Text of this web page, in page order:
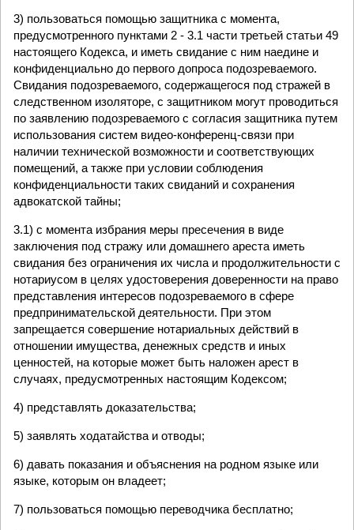
3) пользоваться помощью защитника с момента,
предусмотренного пунктами 2 - 3.1 части третьей статьи 49
настоящего Кодекса, и иметь свидание с ним наедине и
конфиденциально до первого допроса подозреваемого.
Свидания подозреваемого, содержащегося под стражей в
следственном изоляторе, с защитником могут проводиться
по заявлению подозреваемого с согласия защитника путем
использования систем видео-конференц-связи при
наличии технической возможности и соответствующих
помещений, а также при условии соблюдения
конфиденциальности таких свиданий и сохранения
адвокатской тайны;
3.1) с момента избрания меры пресечения в виде
заключения под стражу или домашнего ареста иметь
свидания без ограничения их числа и продолжительности с
нотариусом в целях удостоверения доверенности на право
представления интересов подозреваемого в сфере
предпринимательской деятельности. При этом
запрещается совершение нотариальных действий в
отношении имущества, денежных средств и иных
ценностей, на которые может быть наложен арест в
случаях, предусмотренных настоящим Кодексом;
4) представлять доказательства;
5) заявлять ходатайства и отводы;
6) давать показания и объяснения на родном языке или
языке, которым он владеет;
7) пользоваться помощью переводчика бесплатно;